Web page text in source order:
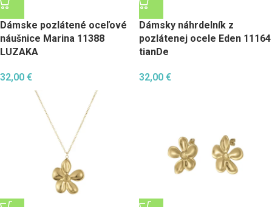
Dámske pozlátené oceľové
náušnice Marina 11388
LUZAKA
32,00 €
Dámsky náhrdelník z
pozlátenej ocele Eden 11164
tianDe
32,00 €